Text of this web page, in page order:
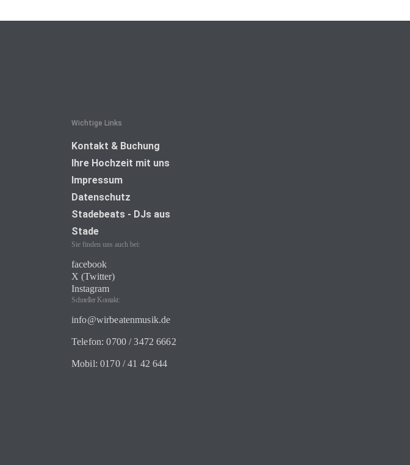
Wichtige Links
Kontakt & Buchung
Ihre Hochzeit mit uns
Impressum
Datenschutz
Stadebeats - DJs aus
Stade
Sie finden uns auch bei:
facebook
X (Twitter)
Instagram
Schneller Kontakt:
info@wirbeatenmusik.de
Telefon: 0700 / 3472 6662
Mobil: 0170 / 41 42 644